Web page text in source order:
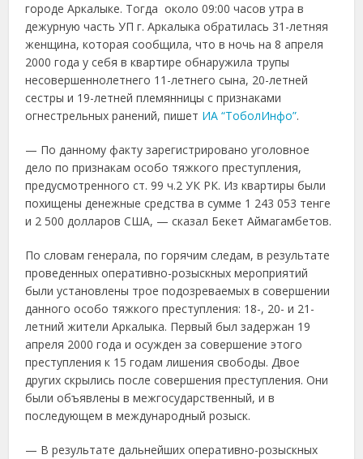
городе Аркалыке. Тогда около 09:00 часов утра в
дежурную часть УП г. Аркалыка обратилась 31-летняя
женщина, которая сообщила, что в ночь на 8 апреля
2000 года у себя в квартире обнаружила трупы
несовершеннолетнего 11-летнего сына, 20-летней
сестры и 19-летней племянницы с признаками
огнестрельных ранений, пишет ИА “ТоболИнфо”.
— По данному факту зарегистрировано уголовное
дело по признакам особо тяжкого преступления,
предусмотренного ст. 99 ч.2 УК РК. Из квартиры были
похищены денежные средства в сумме 1 243 053 тенге
и 2 500 долларов США, — сказал Бекет Аймагамбетов.
По словам генерала, по горячим следам, в результате
проведенных оперативно-розыскных мероприятий
были установлены трое подозреваемых в совершении
данного особо тяжкого преступления: 18-, 20- и 21-
летний жители Аркалыка. Первый был задержан 19
апреля 2000 года и осужден за совершение этого
преступления к 15 годам лишения свободы. Двое
других скрылись после совершения преступления. Они
были объявлены в межгосударственный, и в
последующем в международный розыск.
— В результате дальнейших оперативно-розыскных